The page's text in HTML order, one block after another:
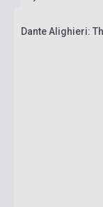
Dante Alighieri: